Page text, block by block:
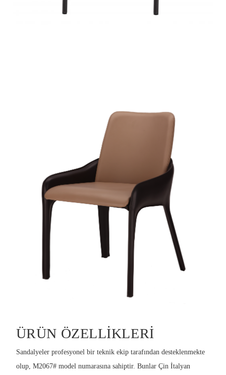
ÜRÜN ÖZELLIKLERI
Sandalyeler profesyonel bir teknik ekip tarafından desteklenmekte
olup, M2067# model numarasına sahiptir. Bunlar Çin İtalyan